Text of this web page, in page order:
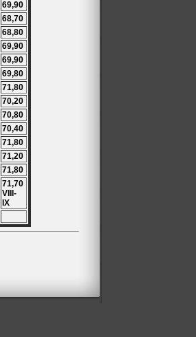
69,90
68,70
68,80
69,90
69,90
69,80
71,80
70,20
70,80
70,40
71,80
71,20
71,80
71,70
VIII-
IX